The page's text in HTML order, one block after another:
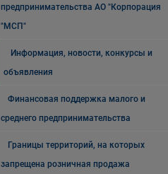
предпринимательства АО "Корпорация
"МСП"
Информация, новости, конкурсы и
объявления
Финансовая поддержка малого и
среднего предпринимательства
Границы территорий, на которых
запрещена розничная продажа